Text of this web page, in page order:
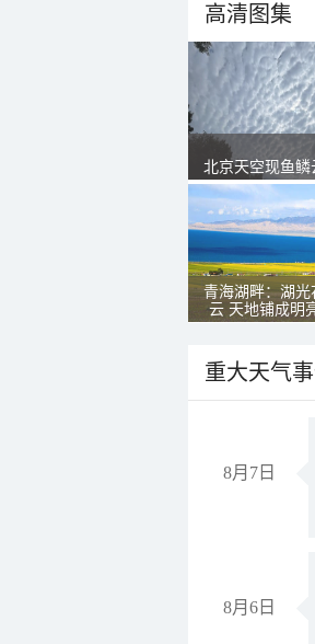
高清图集
北京天空现鱼鳞
青海湖畔：湖光
云 天地铺成明
重大天气
8月7日
8月6日